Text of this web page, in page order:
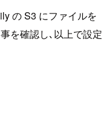
の S3 にファイルを
を確認し､以上で設定